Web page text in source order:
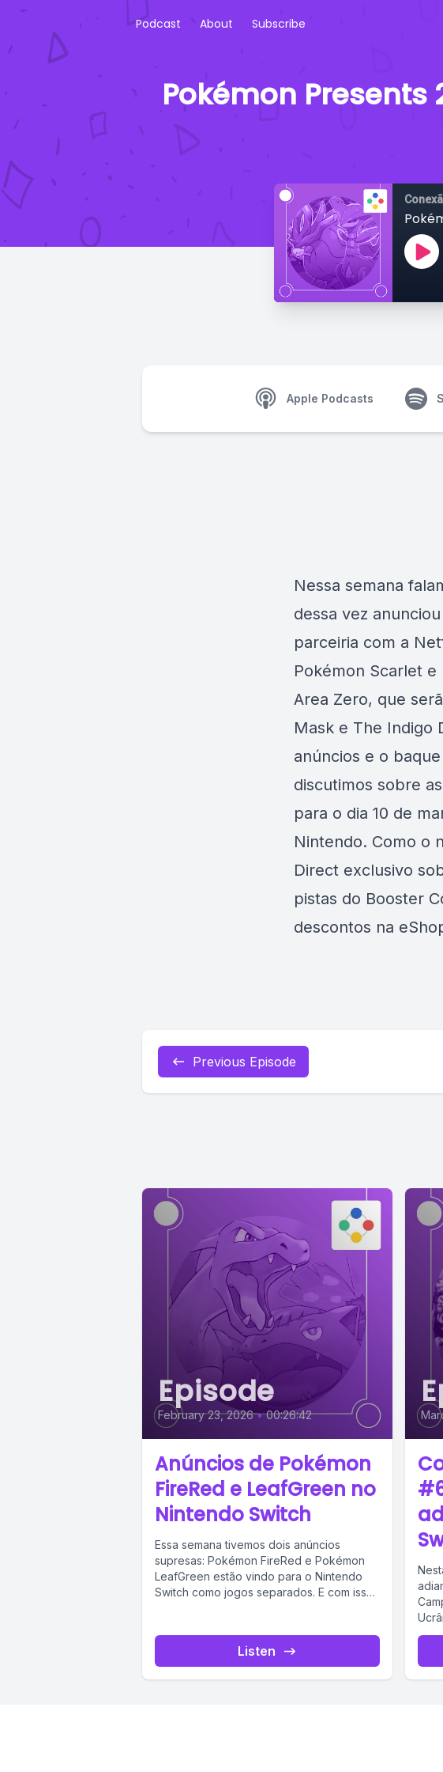
Podcast About Subscribe
Pokémon
Apple Podcasts
Nessa semana
dessa vez
parceiria com a
Pokémon Scarlet
Area Zero, que
Mask e The Indigo
anúncios e o
discutimos sobre
para o dia 10 de
Nintendo. Como o
Direct exclusivo
pistas do Booster
descontos na
Previous Episode
Episode
February 23, 2026 • 00:26:42
Anúncios de Pokémon
FireRed e LeafGreen no
Nintendo Switch
Essa semana tivemos dois anúncios
supresas: Pokémon FireRed e Pokémon
LeafGreen estão vindo para o Nintendo
Switch como jogos separados. E com isso
Listen